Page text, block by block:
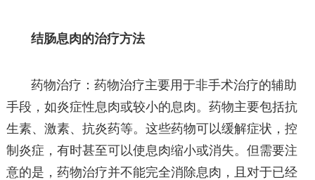
结肠息肉的治疗方法
药物治疗：药物治疗主要用于非手术治疗的辅助
手段，如炎症性息肉或较小的息肉。药物主要包括抗
生素、激素、抗炎药等。这些药物可以缓解症状，控
制炎症，有时甚至可以使息肉缩小或消失。但需要注
意的是，药物治疗并不能完全消除息肉，且对于已经